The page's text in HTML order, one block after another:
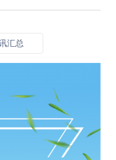
汇总